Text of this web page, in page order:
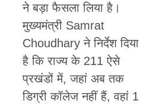
ने बड़ा फैसला लिया है।
मुख्यमंत्री Samrat
Choudhary ने निर्देश दिया
है कि राज्य के 211 ऐसे
प्रखंडों में, जहां अब तक
डिग्री कॉलेज नहीं हैं, वहां 1